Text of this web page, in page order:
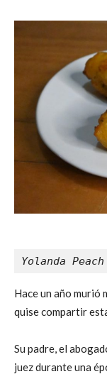
Yolanda Peach
Hace un año murió
quise compartir
Su padre, el
juez durante una